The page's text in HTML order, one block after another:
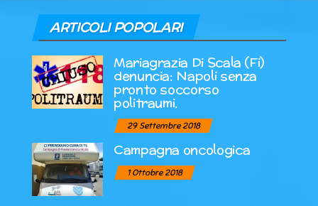
ARTICOLI POPOLARI
Mariagrazia Di Scala (Fi)
denuncia: Napoli senza
pronto soccorso
politraumi.
29 Settembre 2018
Campagna oncologica
1 Ottobre 2018